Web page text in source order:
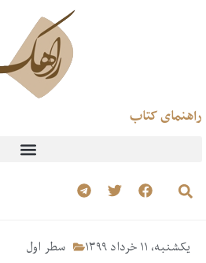
راهنمای کتاب
یکشنبه، ۱۱ خرداد ۱۳۹۹ سطر اول